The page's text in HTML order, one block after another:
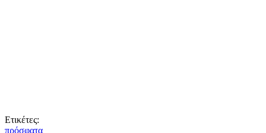
Ετικέτες:
πρόσφατα